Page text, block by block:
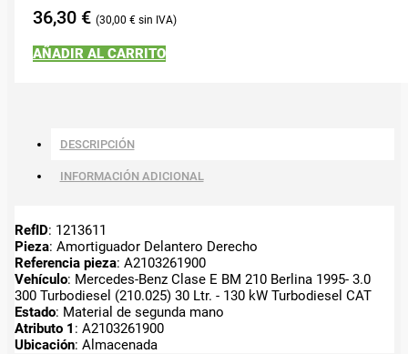
36,30 € 30,00 €
AÑADIR AL CARRITO
DESCRIPCIÓN
INFORMACIÓN ADICIONAL
RefID: 1213611
Pieza: Amortiguador Delantero Derecho
Referencia pieza: A2103261900
Vehículo: Mercedes-Benz Clase E BM 210 Berlina 1995- 3.0
300 Turbodiesel (210.025) 30 Ltr. - 130 kW Turbodiesel CAT
Estado: Material de segunda mano
Atributo 1 : A2103261900
Ubicación: Almacenada